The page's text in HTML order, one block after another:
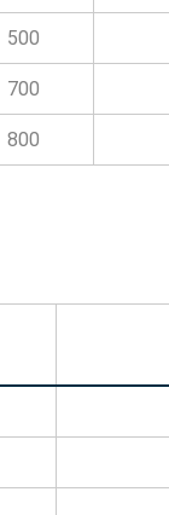
500
700
800